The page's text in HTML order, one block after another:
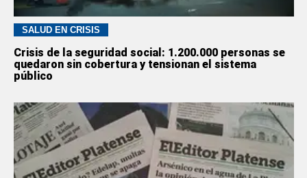
SALUD EN CRISIS
Crisis de la seguridad social: 1.200.000 personas se
quedaron sin cobertura y tensionan el sistema
público